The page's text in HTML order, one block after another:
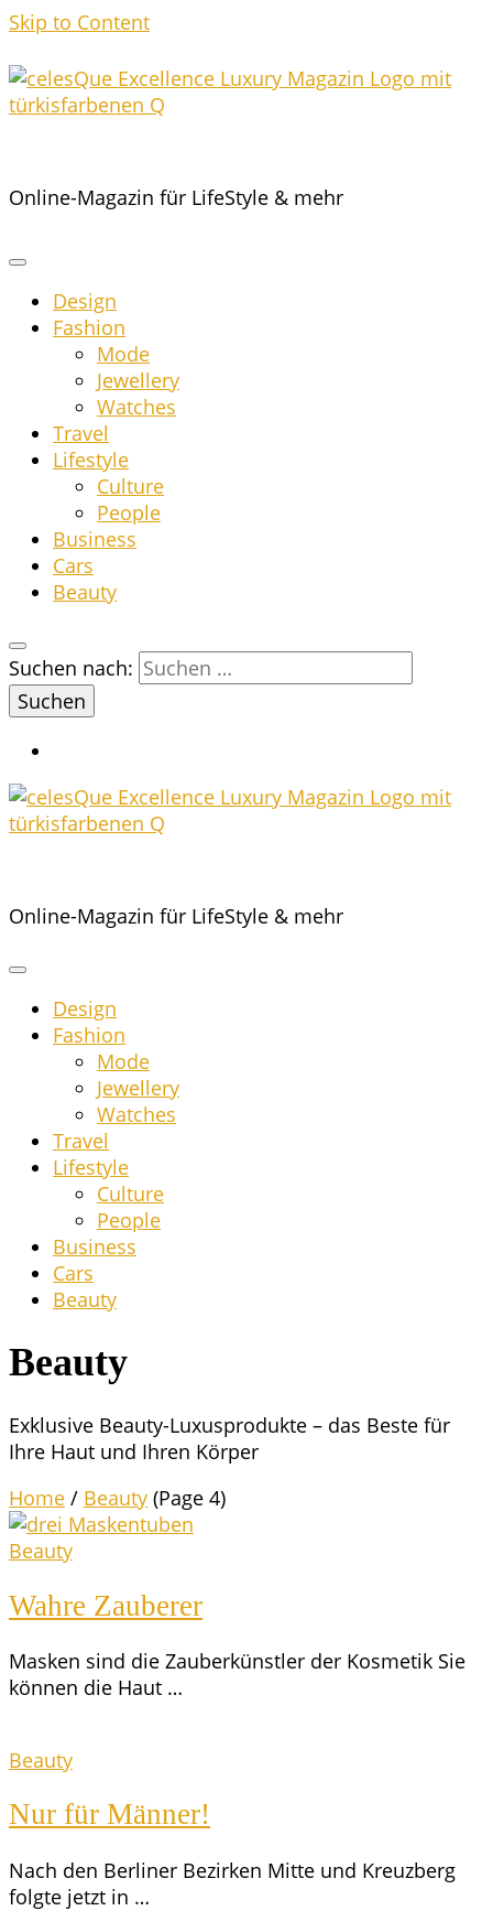
Skip to Content
Online-Magazin für LifeStyle & mehr
Design
Fashion
Mode
Jewel­lery
Wat­ches
Tra­vel
Life­style
Cul­tu­re
Peo­p­le
Busi­ness
Cars
Beau­ty
Suchen nach:
Online-Magazin für LifeStyle & mehr
Design
Fashion
Mode
Jewel­lery
Wat­ches
Tra­vel
Life­style
Cul­tu­re
Peo­p­le
Busi­ness
Cars
Beau­ty
Beauty
Exklu­si­ve Beau­ty-Luxus­pro­duk­te – das Bes­te für
Ihre Haut und Ihren Körper
Home / Beauty (Page 4)
Beauty
Wah­re Zauberer
Mas­ken sind die Zau­ber­künst­ler der Kos­me­tik Sie
kön­nen die Haut …
Beauty
Nur für Männer!
Nach den Ber­li­ner Bezir­ken Mit­te und Kreuz­berg
folg­te jetzt in …